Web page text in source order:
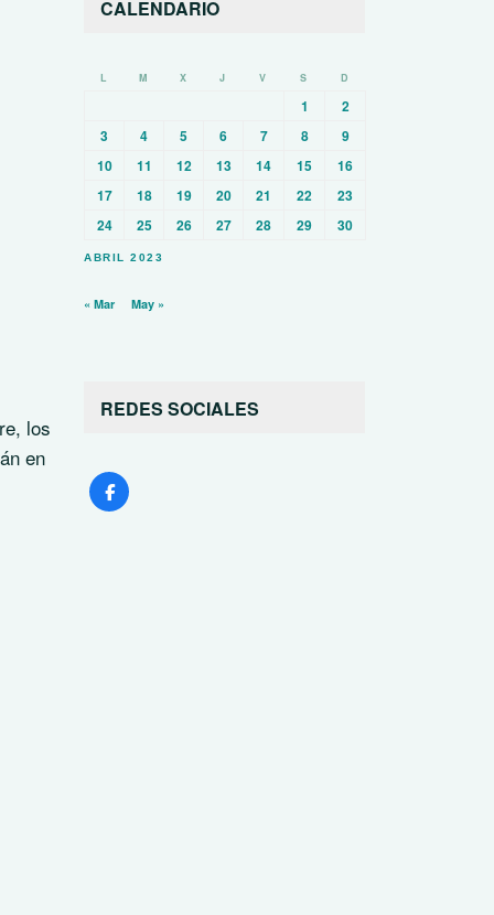
los
en
CALENDARIO
ABRIL 2023
L M X J V S D
1
2
3
4 5 6 7 8
9
10
11 12 13 14 15
16
17
18 19 20 21 22
23
24
25 26 27 28 29 30
« Mar May »
REDES SOCIALES